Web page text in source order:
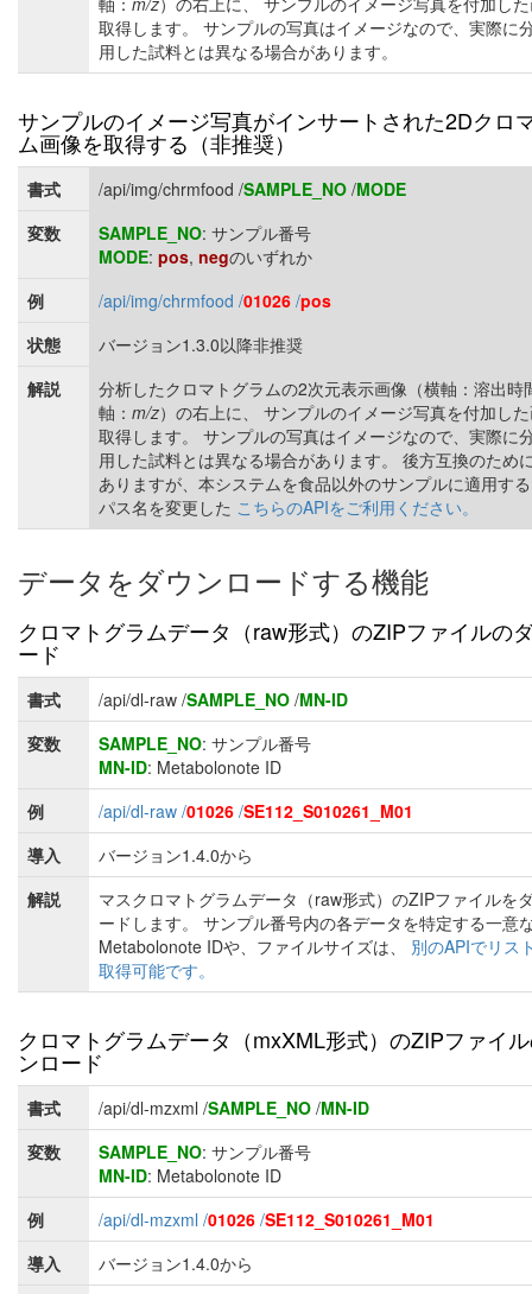
取得します。 サンプルの写真はイメージなので、実際に
用した試料とは異なる場合があります。
サンプルのイメージ写真がインサートされた2Dクロ
ム画像を取得する（非推奨）
書式 /api/img/chrmfood /SAMPLE_NO /MODE
変数
SAMPLE_NO: サンプル番号
MODE: pos, negのいずれか
例
/api/img/chrmfood /01026 /pos
状態
バージョン1.3.0以降非推奨
解説
分析したクロマトグラムの2次元表示画像（横軸：溶出時
軸： m/z）の右上に、 サンプルのイメージ写真を付加し
取得します。 サンプルの写真はイメージなので、実際に
用した試料とは異なる場合があります。 後方互換のため
ありますが、本システムを食品以外のサンプルに適用す
パス名を変更した こちらのAPIをご利用ください。
データをダウンロードする機能
クロマトグラムデータ（raw形式）のZIPファイルの
ード
書式 /api/dl-raw /SAMPLE_NO /MN-ID
変数
SAMPLE_NO: サンプル番号
MN-ID: Metabolonote ID
例
/api/dl-raw /01026 /SE112_S010261_M01
導入
バージョン1.4.0から
解説
マスクロマトグラムデータ（raw形式）のZIPファイルを
ードします。 サンプル番号内の各データを特定する一意
Metabolonote IDや、ファイルサイズは、 別のAPIでリス
取得可能です。
クロマトグラムデータ（mxXML形式）のZIPファイ
ンロード
書式 /api/dl-mzxml /SAMPLE_NO /MN-ID
変数
SAMPLE_NO: サンプル番号
MN-ID: Metabolonote ID
例
/api/dl-mzxml /01026 /SE112_S010261_M01
導入
バージョン1.4.0から